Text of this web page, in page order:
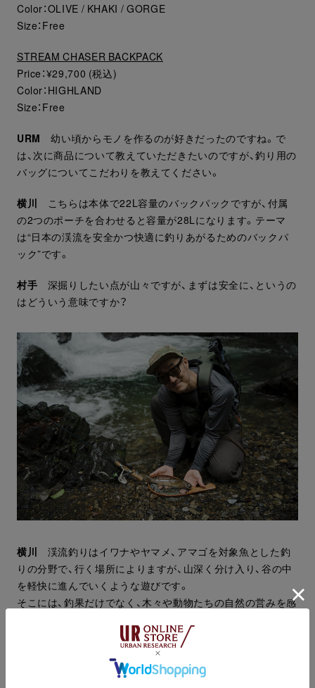
Color：OLIVE / KHAKI / GORGE
Size：Free
STREAM CHASER BACKPACK
Price：¥29,700 (税込)
Color：HIGHLAND
Size：Free
URM 幼い頃からモノを作るのが好きだったのですね。で
は、次に商品について教えていただきたいのですが、釣り用の
バッグについてこだわりを教えてください。
横川 こちらは本体で22L容量のバックパックですが、付属
の2つのポーチを合わせると容量が28Lになります。テーマ
は“日本の渓流を安全かつ快適に釣りあがるためのバックパ
ック”です。
村手 深掘りしたい点が山々ですが、まずは安全に、というの
はどういう意味ですか？
横川 渓流釣りはイワナやヤマメ、アマゴを対象魚とした釣
りの分野で、行く場所によりますが、山深く分け入り、谷の中
を軽快に進んでいくような遊びです。
そこには、釣果だけでなく、木々や動物たちの自然の営みを感
楽しんだりと複合的な楽しみがあるんです。
また、計画を立てて地形を読み進んでいく、登山や沢登りとい
った要素などが合わさっていて、装備なども行く場所に合わ